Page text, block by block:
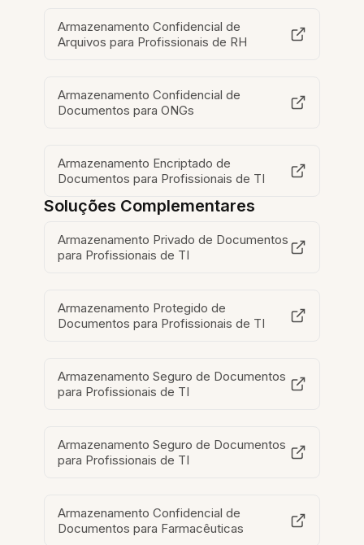
Armazenamento Confidencial de
Arquivos para Profissionais de RH
Armazenamento Confidencial de
Documentos para ONGs
Armazenamento Encriptado de
Documentos para Profissionais de TI
Soluções Complementares
Armazenamento Privado de Documentos
para Profissionais de TI
Armazenamento Protegido de
Documentos para Profissionais de TI
Armazenamento Seguro de Documentos
para Profissionais de TI
Armazenamento Seguro de Documentos
para Profissionais de TI
Armazenamento Confidencial de
Documentos para Farmacêuticas